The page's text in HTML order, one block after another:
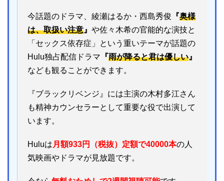
今話題のドラマ、綾瀬はるか・西島秀俊 『奥様
は、取扱い注意 』 や佐々木希の官能的な演技と
「セックス依存症」という重いテーマが話題の
Hulu独占配信ドラマ 『雨が降ると君は優しい 』
なども観ることができます。
『ブラックリベンジ』には主演の木村多江さん
も精神カウンセラーとして重要な役で出演して
います。
Huluは 月額933円（税抜）定額で40000本の人
気映画やドラマが見放題です。